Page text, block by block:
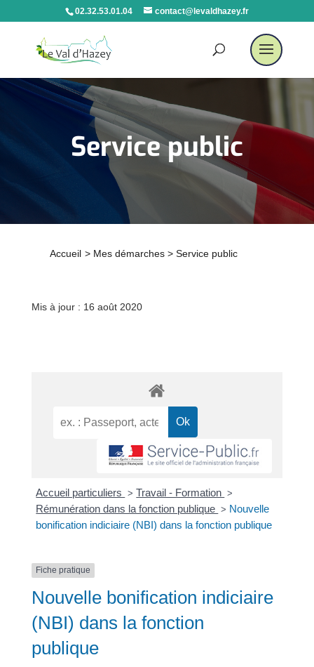
02.32.53.01.04 contact@levaldhazey.fr
Service public
Accueil > Mes démarches > Service public
Mis à jour : 16 août 2020
Accueil particuliers > Travail - Formation >
Rémunération dans la fonction publique > Nouvelle
bonification indiciaire (NBI) dans la fonction publique
Fiche pratique
Nouvelle bonification indiciaire
(NBI) dans la fonction
publique